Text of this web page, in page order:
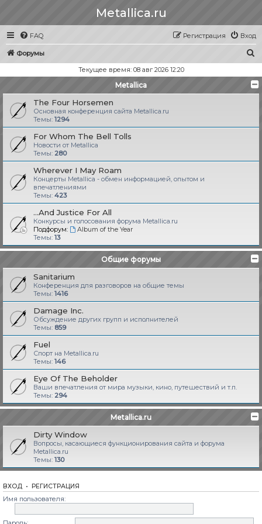
Metallica.ru
FAQ Вход
Регистрация
Форумы
и
с
Текущее время: 08 авг 2026 12:20
Metallica
The Four Horsemen
Основная конференция сайта Metallica.ru
Темы: 1294
For Whom The Bell Tolls
Новости от Metallica
Темы: 280
Wherever I May Roam
Концерты Metallica - обмен информацией, опытом и
впечатлениями
Темы: 423
...And Justice For All
Конкурсы и голосования форума Metallica.ru
Подфорум:
Album of the Year
Темы: 13
Общие форумы
Sanitarium
Конференция для разговоров на общие темы
Темы: 1416
Damage Inc.
Обсуждение других групп и исполнителей
Темы: 859
Fuel
Спорт на Metallica.ru
Темы: 146
Eye Of The Beholder
Ваши впечатления от мира музыки, кино, путешествий и т.п.
Темы: 294
Metallica.ru
Dirty Window
Вопросы, касающиеся функционирования сайта и форума
Metallica.ru
Темы: 130
ВХОД • РЕГИСТРАЦИЯ
Имя пользователя: